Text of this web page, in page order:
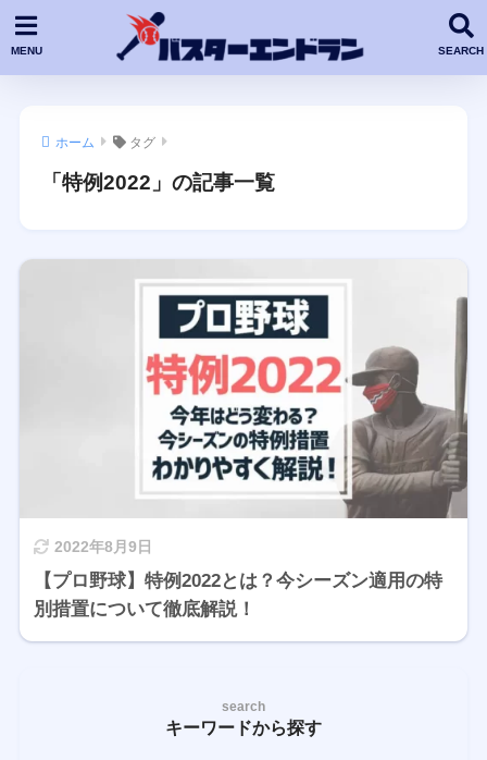
ホーム タグ
「特例2022」の記事一覧
2022年8月9日
【プロ野球】特例2022とは？今シーズン適用の特
別措置について徹底解説！
search
キーワードから探す